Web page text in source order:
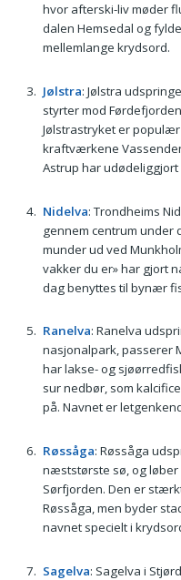
hvor afterski-liv møder
dalen Hemsedal og
mellemlange krydsord.
Jølstra: Jølstra
styrter mod
Jølstrastryket er
kraftværkene
Astrup har
Nidelva: Trondheims
gennem centrum under
munder ud ved
vakker du er» har gjort
dag benyttes til bynær
Ranelva: Ranelva
nasjonalpark, passerer
har lakse- og
sur nedbør, som
på. Navnet er
Røssåga: Røssåga
næststørste sø, og løber
Sørfjorden. Den er
Røssåga, men byder
navnet specielt i
Sagelva: Sagelva i